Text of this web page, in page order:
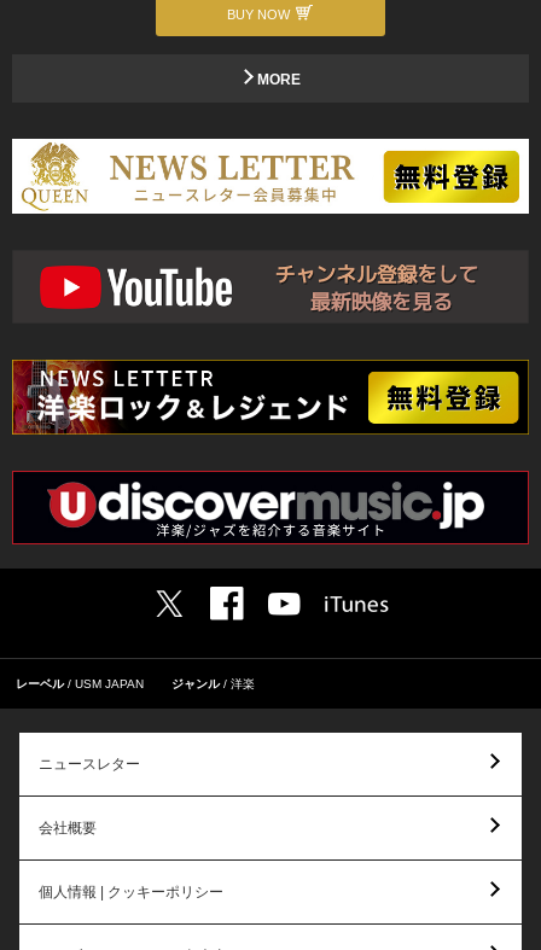
BUY NOW
MORE
レーベル USM JAPAN ジャンル 洋楽
ニュースレター
会社概要
個人情報 | クッキーポリシー